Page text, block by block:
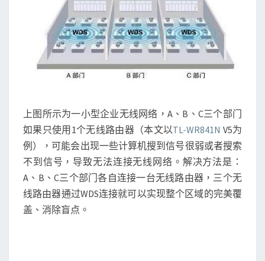
上图所示为一小型企业无线网络，A、B、C三个部门
如果只使用1个无线路由器（本文以TL-WR841N V5为
例），可能会出现一些计算机搜到信号很弱或者搜索
不到信号，导致无法连接无线网络。解决方法是：
A、B、C三个部门各自连接一台无线路由器，三个无
线路由器通过WDS连接就可以实现整个区域的完美覆
盖、消除盲点。